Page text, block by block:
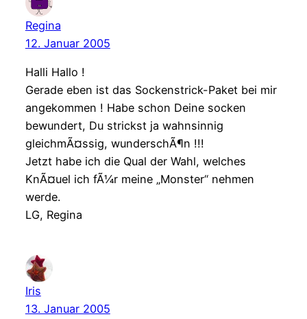
Regina
12. Januar 2005
Halli Hallo !
Gerade eben ist das Sockenstrick-Paket bei mir
angekommen ! Habe schon Deine socken
bewundert, Du strickst ja wahnsinnig
gleichmÃ¤ssig, wunderschÃ¶n !!!
Jetzt habe ich die Qual der Wahl, welches
KnÃ¤uel ich fÃ¼r meine „Monster“ nehmen
werde.
LG, Regina
Iris
13. Januar 2005